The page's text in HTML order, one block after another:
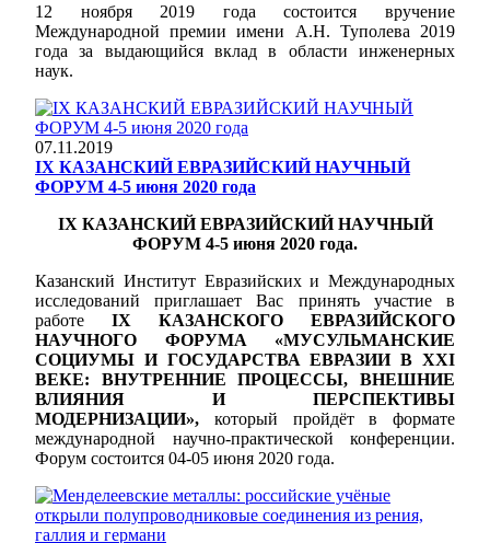
12 ноября 2019 года состоится вручение
Международной премии имени А.Н. Туполева 2019
года за выдающийся вклад в области инженерных
наук.
07.11.2019
IX КАЗАНСКИЙ ЕВРАЗИЙСКИЙ НАУЧНЫЙ
ФОРУМ 4-5 июня 2020 года
IX КАЗАНСКИЙ ЕВРАЗИЙСКИЙ НАУЧНЫЙ
ФОРУМ 4-5 июня 2020 года.
Казанский Институт Евразийских и Международных
исследований приглашает Вас принять участие в
работе IX КАЗАНСКОГО ЕВРАЗИЙСКОГО
НАУЧНОГО ФОРУМА «МУСУЛЬМАНСКИЕ
СОЦИУМЫ И ГОСУДАРСТВА ЕВРАЗИИ В XXI
ВЕКЕ: ВНУТРЕННИЕ ПРОЦЕССЫ, ВНЕШНИЕ
ВЛИЯНИЯ И ПЕРСПЕКТИВЫ
МОДЕРНИЗАЦИИ», который пройдёт в формате
международной научно-практической конференции.
Форум состоится 04-05 июня 2020 года.